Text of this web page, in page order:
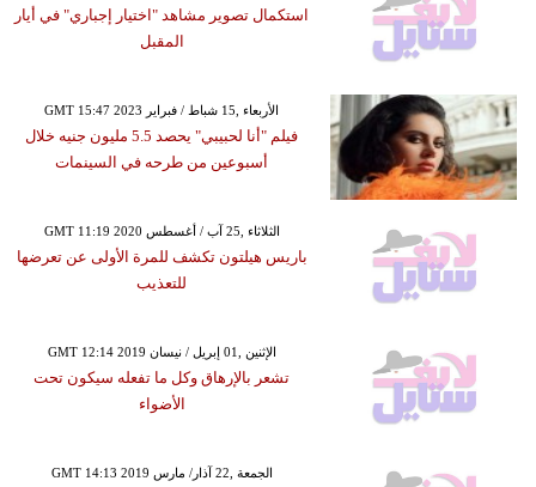
استكمال تصوير مشاهد "اختيار إجباري" في أيار
المقبل
GMT 15:47 2023 الأربعاء ,15 شباط / فبراير
فيلم "أنا لحبيبي" يحصد 5.5 مليون جنيه خلال
أسبوعين من طرحه في السينمات
GMT 11:19 2020 الثلاثاء ,25 آب / أغسطس
باريس هيلتون تكشف للمرة الأولى عن تعرضها
للتعذيب
GMT 12:14 2019 الإثنين ,01 إبريل / نيسان
تشعر بالإرهاق وكل ما تفعله سيكون تحت
الأضواء
GMT 14:13 2019 الجمعة ,22 آذار/ مارس